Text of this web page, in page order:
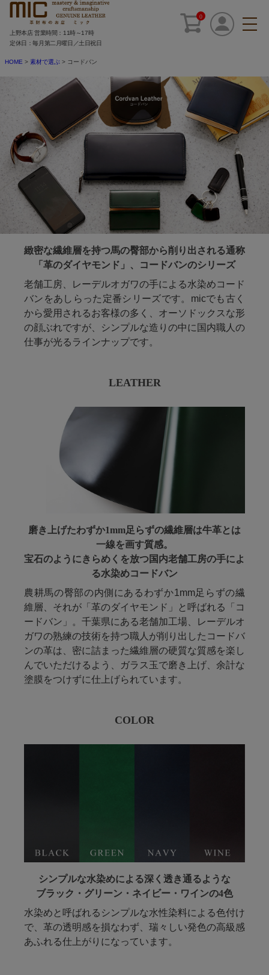
0
上野本店 営業時間：11時～17時
定休日：毎月第二月曜日／土日祝日
HOME 素材で選ぶ コードバン
緻密な繊維層を持つ馬の臀部から削り出される通称
「革のダイヤモンド」、コードバンのシリーズ
老舗工房、レーデルオガワの手による水染めコード
バンをあしらった定番シリーズです。micでも古く
から愛用されるお客様の多く、オーソドックスな形
の顔ぶれですが、シンプルな造りの中に国内職人の
仕事が光るラインナップです。
LEATHER
磨き上げたわずか1mm足らずの繊維層は牛革とは
一線を画す質感。
宝石のようにきらめくを放つ国内老舗工房の手によ
る水染めコードバン
農耕馬の臀部の内側にあるわずか1mm足らずの繊
維層、それが「革のダイヤモンド」と呼ばれる「コ
ードバン」。千葉県にある老舗加工場、レーデルオ
ガワの熟練の技術を持つ職人が削り出したコードバ
ンの革は、密に詰まった繊維層の硬質な質感を楽し
んでいただけるよう、ガラス玉で磨き上げ、余計な
塗膜をつけずに仕上げられています。
COLOR
シンプルな水染めによる深く透き通るような
ブラック・グリーン・ネイビー・ワインの4色
水染めと呼ばれるシンプルな水性染料による色付け
で、革の透明感を損なわず、瑞々しい発色の高級感
あふれる仕上がりになっています。